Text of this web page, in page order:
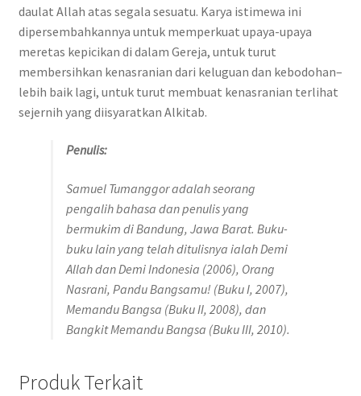
daulat Allah atas segala sesuatu. Karya istimewa ini
dipersembahkannya untuk memperkuat upaya-upaya
meretas kepicikan di dalam Gereja, untuk turut
membersihkan kenasranian dari keluguan dan kebodohan–
lebih baik lagi, untuk turut membuat kenasranian terlihat
sejernih yang diisyaratkan Alkitab.
Penulis:
Samuel Tumanggor adalah seorang
pengalih bahasa dan penulis yang
bermukim di Bandung, Jawa Barat. Buku-
buku lain yang telah ditulisnya ialah Demi
Allah dan Demi Indonesia (2006), Orang
Nasrani, Pandu Bangsamu! (Buku I, 2007),
Memandu Bangsa (Buku II, 2008), dan
Bangkit Memandu Bangsa (Buku III, 2010).
Produk Terkait